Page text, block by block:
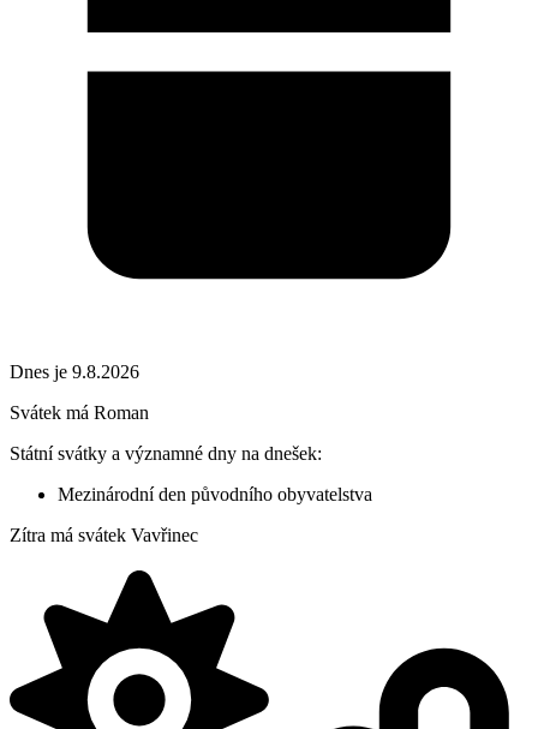
Dnes je 9.8.2026
Svátek má Roman
Státní svátky a významné dny na dnešek:
Mezinárodní den původního obyvatelstva
Zítra má svátek Vavřinec